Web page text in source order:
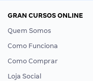
GRAN CURSOS ONLINE
Quem Somos
Como Funciona
Como Comprar
Loja Social